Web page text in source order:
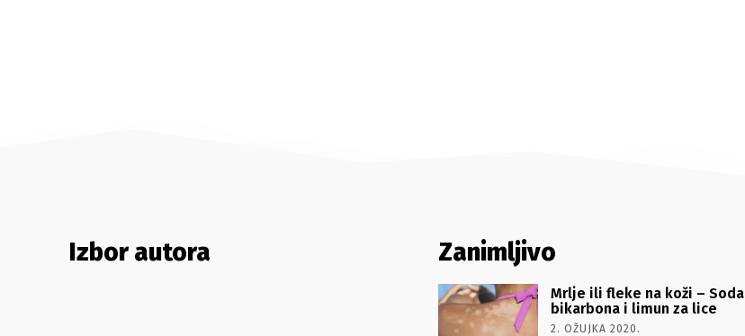
Izbor autora Zanimljivo
Mrlje ili fleke na koži – Soda
bikarbona i limun za lice
2. OŽUJKA 2020.